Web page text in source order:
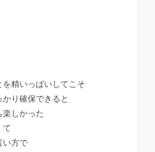
精いっぱいしてこそ
り確保できると
しかった
て
い方で